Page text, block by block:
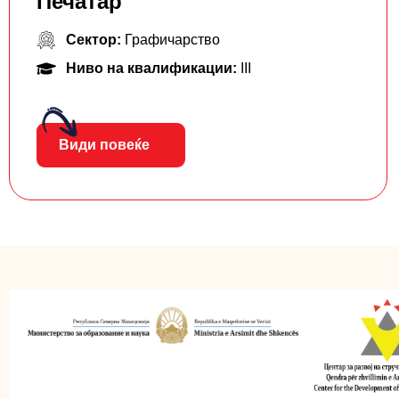
Сектор: Графичарство
Ниво на квалификации:
Види повеќе